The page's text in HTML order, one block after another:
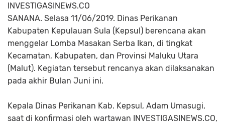
INVESTIGASINEWS.CO
SANANA. Selasa 11/06/2019. Dinas Perikanan
Kabupaten Kepulauan Sula (Kepsul) berencana akan
menggelar Lomba Masakan Serba Ikan, di tingkat
Kecamatan, Kabupaten, dan Provinsi Maluku Utara
(Malut). Kegiatan tersebut rencanya akan dilaksanakan
pada akhir Bulan Juni ini.
Kepala Dinas Perikanan Kab. Kepsul, Adam Umasugi,
saat di konfirmasi oleh wartawan INVESTIGASINEWS.CO,